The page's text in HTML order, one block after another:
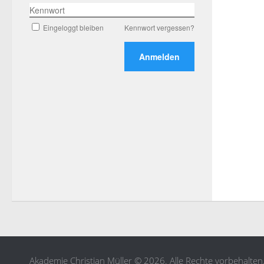
Kennwort
Eingeloggt bleiben Kennwort vergessen?
Akademie Christian Müller © 2026. Alle Rechte